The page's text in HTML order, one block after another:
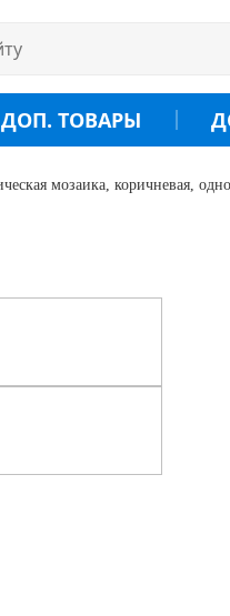
ДОП. ТОВАРЫ
мозаика, коричневая,